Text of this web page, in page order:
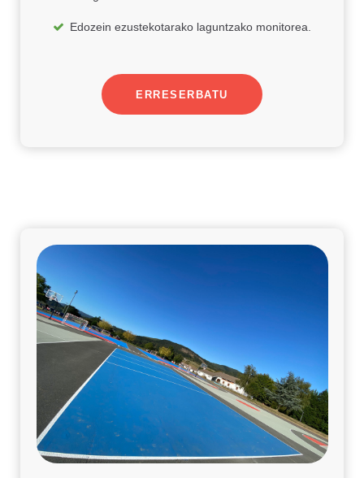
Edozein ezustekotarako laguntzako monitorea.
ERRESERBATU